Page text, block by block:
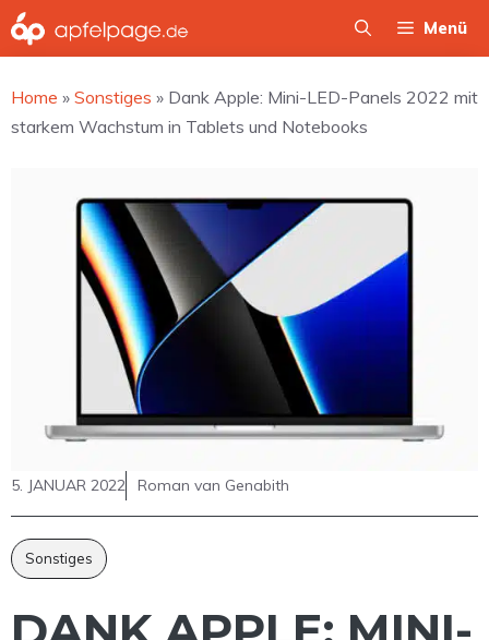
Zum
Inhalt
Menü
Home » Sonstiges » Dank Apple: Mini-LED-Panels 2022 mit
starkem Wachstum in Tablets und Notebooks
5. JANUAR 2022 Roman van Genabith
Sonstiges